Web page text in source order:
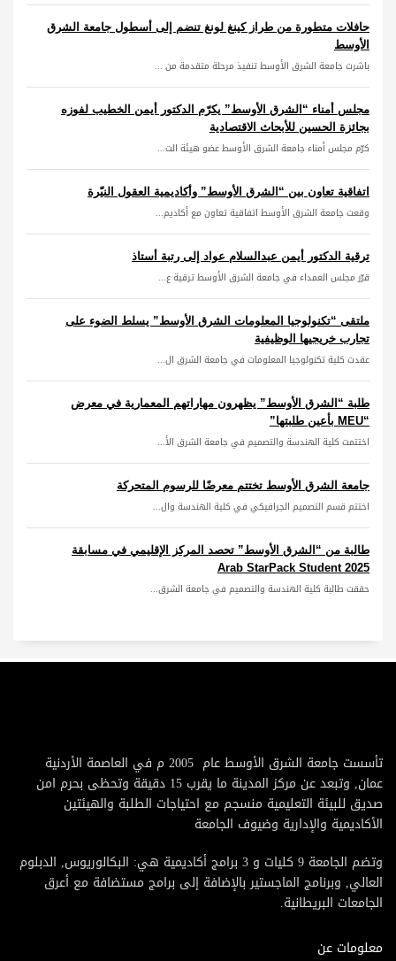
حافلات متطورة من طراز كينغ لونغ تنضم إلى أسطول جامعة الشرق
الأوسط
باشرت جامعة الشرق الأوسط تنفيذ مرحلة متقدمة من ...
مجلس أمناء “الشرق الأوسط” يكرّم الدكتور أيمن الخطيب لفوزه
بجائزة الحسين للأبحاث الاقتصادية
كرّم مجلس أمناء جامعة الشرق الأوسط عضو هيئة الت...
اتفاقية تعاون بين “الشرق الأوسط” وأكاديمية العقول النيّرة
وقعت جامعة الشرق الأوسط اتفاقية تعاون مع أكاديم...
ترقية الدكتور أيمن عبدالسلام عواد إلى رتبة أستاذ
قرّر مجلس العمداء في جامعة الشرق الأوسط ترقية ع...
ملتقى “تكنولوجيا المعلومات الشرق الأوسط” يسلط الضوء على
تجارب خريجيها الوظيفية
عقدت كلية تكنولوجيا المعلومات في جامعة الشرق ال...
طلبة “الشرق الأوسط” يظهرون مهاراتهم المعمارية في معرض
“MEU بأعين طلبتها”
اختتمت كلية الهندسة والتصميم في جامعة الشرق الأ...
جامعة الشرق الأوسط تختتم معرضًا للرسوم المتحركة
اختتم قسم التصميم الجرافيكي في كلية الهندسة وال...
طالبة من “الشرق الأوسط” تحصد المركز الإقليمي في مسابقة
Arab StarPack Student 2025
حققت طالبة كلية الهندسة والتصميم في جامعة الشرق...
تأسست جامعة الشرق الأوسط عام 2005 م في العاصمة الأردنية
عمان, وتبعد عن مركز المدينة ما يقرب 15 دقيقة وتحظى بحرم امن
صديق للبيئة التعليمية منسجم مع احتياجات الطلبة والهيئتين
الأكاديمية والإدارية وضيوف الجامعة
وتضم الجامعة 9 كليات و 3 برامج أكاديمية هي: البكالوريوس, الدبلوم
العالي, وبرنامج الماجستير بالإضافة إلى برامج مستضافة مع أعرق
الجامعات البريطانية.
معلومات عن